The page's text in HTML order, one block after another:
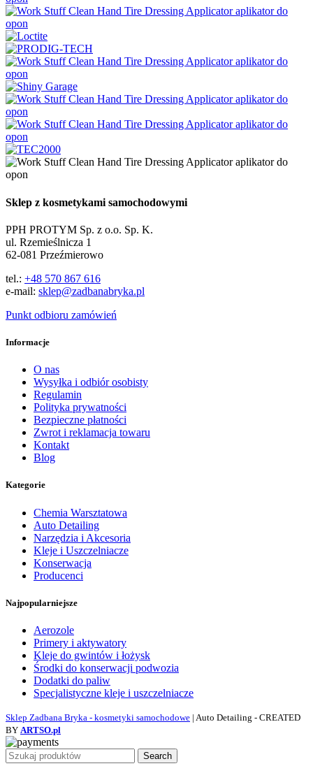
Sklep z kosmetykami samochodowymi
PPH PROTYM Sp. z o.o. Sp. K.
ul. Rzemieślnicza 1
62-081 Przeźmierowo
tel.: +48 570 867 616
e-mail: sklep@zadbanabryka.pl
Punkt odbioru zamówień
Informacje
O nas
Wysyłka i odbiór osobisty
Regulamin
Polityka prywatności
Bezpieczne płatności
Zwrot i reklamacja towaru
Kontakt
Blog
Kategorie
Chemia Warsztatowa
Auto Detailing
Narzędzia i Akcesoria
Kleje i Uszczelniacze
Konserwacja
Producenci
Najpopularniejsze
Aerozole
Primery i aktywatory
Kleje do gwintów i łożysk
Środki do konserwacji podwozia
Dodatki do paliw
Specjalistyczne kleje i uszczelniacze
Sklep Zadbana Bryka - kosmetyki samochodowe | Auto Detailing - CREATED
BY ARTSO.pl
Search